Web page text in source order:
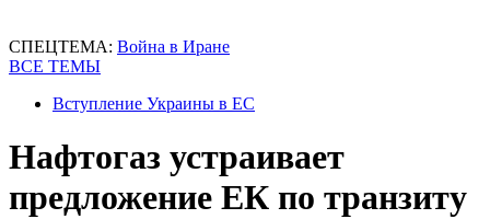
СПЕЦТЕМА: Война в Иране
ВСЕ ТЕМЫ
Вступление Украины в ЕС
Нафтогаз устраивает
предложение ЕК по транзиту